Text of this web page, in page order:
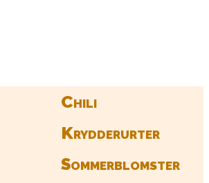
Chili
Krydderurter
Sommerblomster